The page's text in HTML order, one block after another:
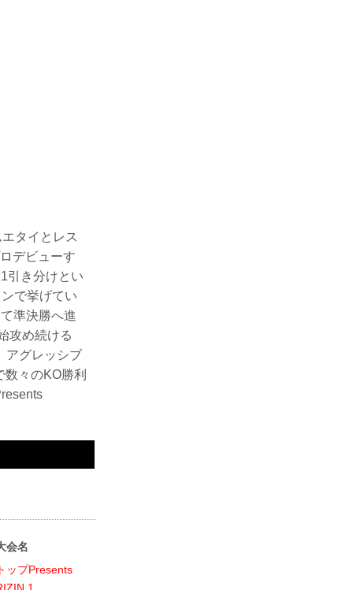
タイとレス
デビューす
引き分けとい
で挙げてい
準決勝へ進
攻め続ける
アグレッシブ
々のKO勝利
会名
トップPresents